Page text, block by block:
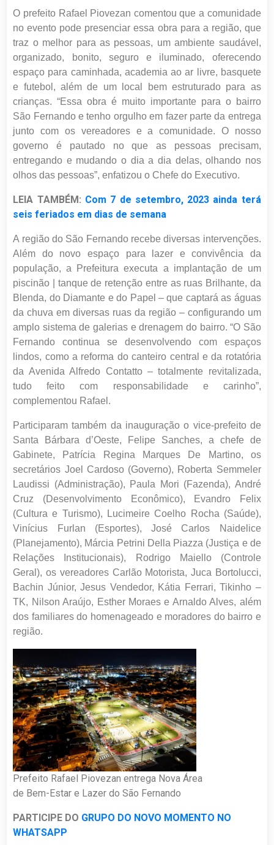
O prefeito Rafael Piovezan comentou que a comunidade
no evento pode presenciar essa obra para a região, que
traz o melhor para as pessoas, um ambiente saudável,
organizado, bonito, seguro e iluminado, oferecendo
espaço para caminhada, academia ao ar livre, basquete
e futebol, além de um local bem estruturado para as
crianças. “Essa obra é muito importante para o bairro
São Fernando e tenho orgulho em fazer parte da entrega
junto com os vereadores e a comunidade. O nosso
governo é pautado no que as pessoas precisam,
entregando e mudando o dia a dia delas, olhando nos
olhos das pessoas”, enfatizou o Chefe do Executivo.
LEIA TAMBÉM: Com 7 de setembro, 2023 ainda terá
seis feriados em dias de semana
A região do São Fernando recebe diversas intervenções.
Além do novo espaço para lazer e convivência da
população, a Prefeitura executa a implantação de um
piscinão | tanque de retenção entre as ruas Brilhante, da
Blenda, do Diamante e do Papel – que captará as águas
da chuva em diversas ruas da região – configurando um
amplo sistema de galerias e drenagem do bairro. “O São
Fernando continua se desenvolvendo com espaços
lindos, como a reforma do canteiro central e da rotatória
da Avenida Alfredo Contatto – totalmente revitalizada,
tudo feito com responsabilidade e carinho”,
complementou Rafael.
Participaram também da inauguração o vice-prefeito de
Santa Bárbara d’Oeste, Felipe Sanches, a chefe de
Gabinete, Patrícia Regina Marques De Martino, os
secretários Joel Cardoso (Governo), Roberta Semmeler
Laudissi (Administração), Paula Mori (Fazenda), André
Cruz (Desenvolvimento Econômico), Evandro Felix
(Cultura e Turismo), Lucimeire Coelho Rocha (Saúde),
Vinícius Furlan (Esportes), José Carlos Naidelice
(Planejamento), Márcia Petrini Della Piazza (Justiça e de
Relações Institucionais), Rodrigo Maiello (Controle
Geral), os vereadores Carlão Motorista, Juca Bortolucci,
Bachin Júnior, Jesus Vendedor, Kátia Ferrari, Tikinho –
TK, Nilson Araújo, Esther Moraes e Arnaldo Alves, além
dos familiares do homenageado e moradores do bairro e
região.
Prefeito Rafael Piovezan entrega Nova Área
de Bem-Estar e Lazer do São Fernando
PARTICIPE DO GRUPO DO NOVO MOMENTO NO
WHATSAPP